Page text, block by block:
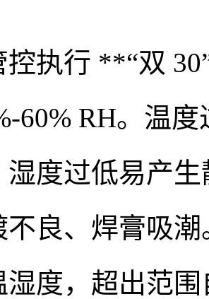
控执行 **“双
60% RH。温
湿度过低易产
不良、焊膏吸
湿度，超出范